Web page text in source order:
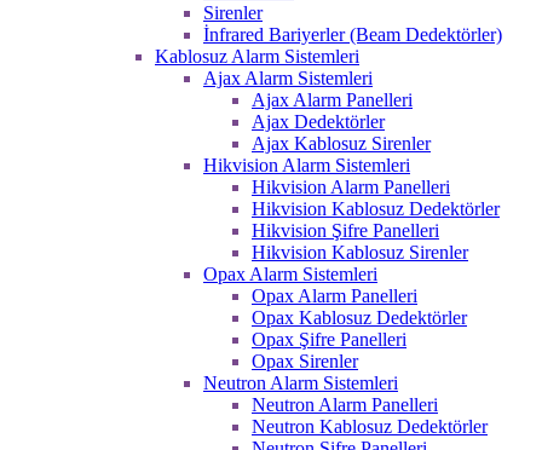
Sirenler
İnfrared Bariyerler (Beam Dedektörler)
Kablosuz Alarm Sistemleri
Ajax Alarm Sistemleri
Ajax Alarm Panelleri
Ajax Dedektörler
Ajax Kablosuz Sirenler
Hikvision Alarm Sistemleri
Hikvision Alarm Panelleri
Hikvision Kablosuz Dedektörler
Hikvision Şifre Panelleri
Hikvision Kablosuz Sirenler
Opax Alarm Sistemleri
Opax Alarm Panelleri
Opax Kablosuz Dedektörler
Opax Şifre Panelleri
Opax Sirenler
Neutron Alarm Sistemleri
Neutron Alarm Panelleri
Neutron Kablosuz Dedektörler